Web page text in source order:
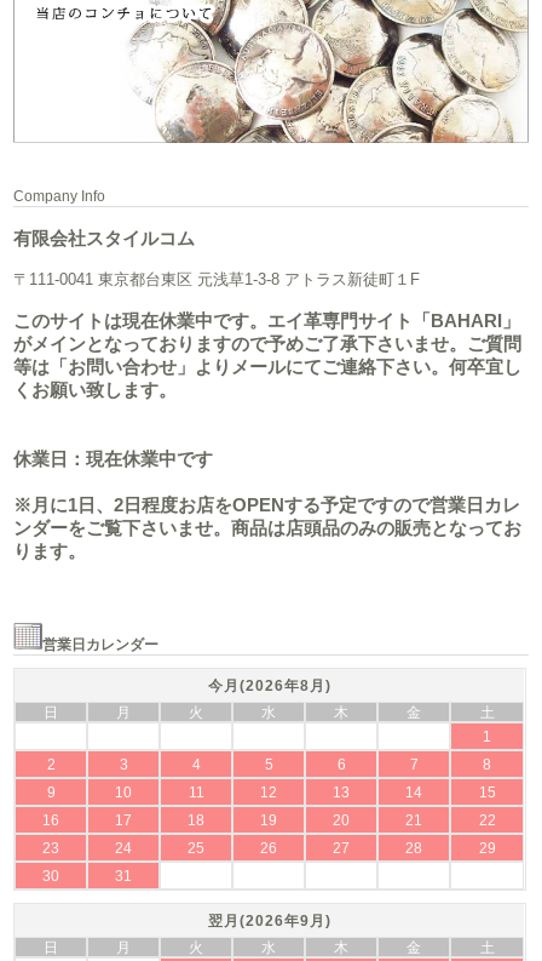
Company Info
有限会社スタイルコム
〒111-0041 東京都台東区 元浅草1-3-8 アトラス新徒町１F
このサイトは現在休業中です。エイ革専門サイト「BAHARI」
がメインとなっておりますので予めご了承下さいませ。ご質問
等は「お問い合わせ」よりメールにてご連絡下さい。何卒宜し
くお願い致します。
休業日：現在休業中です
※月に1日、2日程度お店をOPENする予定ですので営業日カレ
ンダーをご覧下さいませ。商品は店頭品のみの販売となってお
ります。
営業日カレンダー
今月(2026年8月)
日
月 火 水 木 金
土
1
2
3 4 5 6 7
8
9
10 11 12 13 14
15
16
17 18 19 20 21
22
23
24 25 26 27 28
29
30
31
翌月(2026年9月)
日
月 火 水 木 金
土